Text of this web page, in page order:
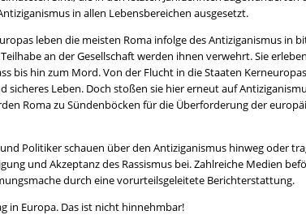
in allen Lebensbereichen ausgesetzt.
leben die meisten Roma infolge des Antiziganismus in
an der Gesellschaft werden ihnen verwehrt. Sie
bis hin zum Mord. Von der Flucht in die Staaten
sicheres Leben. Doch stoßen sie hier erneut auf
Roma zu Sündenböcken für die Überforderung der
Politiker schauen über den Antiziganismus hinweg oder
und Akzeptanz des Rassismus bei. Zahlreiche Medien
durch eine vorurteilsgeleitete Berichterstattung.
in Europa. Das ist nicht hinnehmbar!